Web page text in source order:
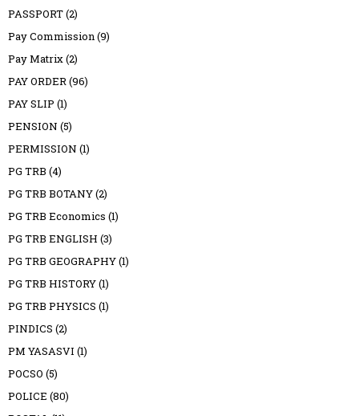
PASSPORT(2)
Pay Commission(9)
Pay Matrix(2)
PAY ORDER(96)
PAY SLIP (1)
PENSION (5)
PERMISSION (1)
PG TRB (4)
PG TRB BOTANY(2)
PG TRB Economics (1)
PG TRB ENGLISH (3)
PG TRB GEOGRAPHY(1)
PG TRB HISTORY(1)
PG TRB PHYSICS (1)
PINDICS (2)
PM YASASVI (1)
POCSO (5)
POLICE (80)